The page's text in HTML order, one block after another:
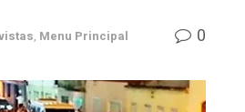
, Menu Principal 0